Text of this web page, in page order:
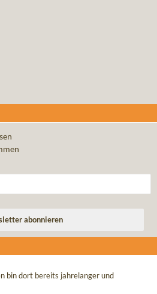
bin dort bereits jahrelanger und